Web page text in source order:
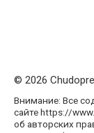
© 2026
Внимание: Все
сайте https://
об авторских